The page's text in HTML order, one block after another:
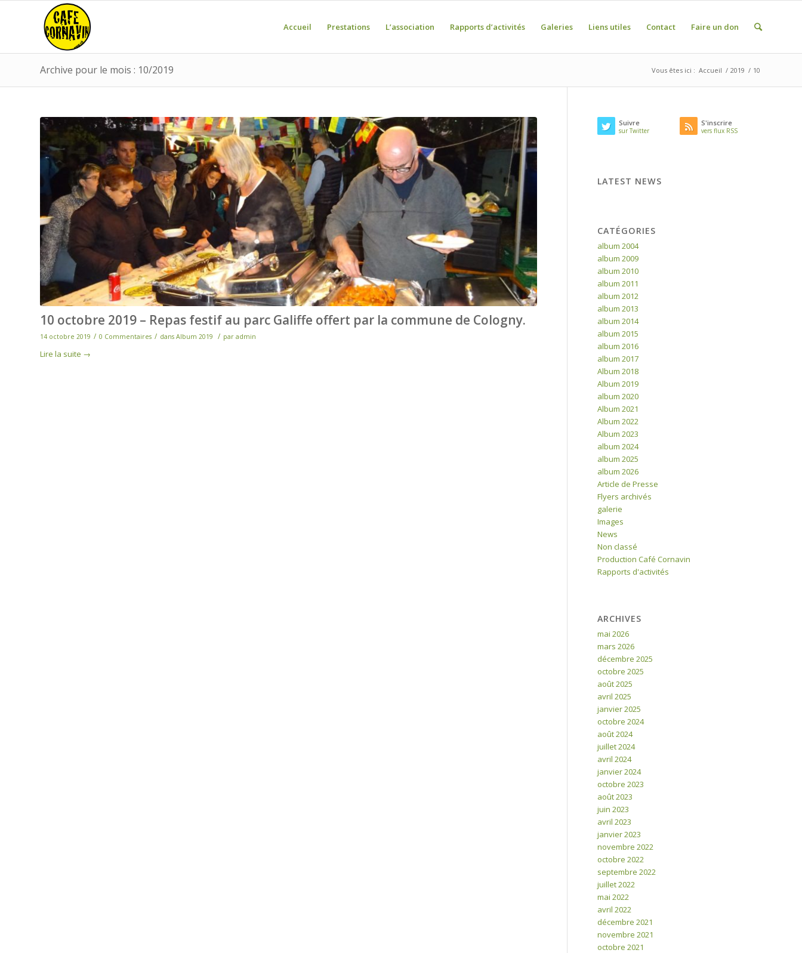
Accueil Prestations L’association Rapports d’activités Galeries Liens utiles Contact Faire un don
Archive pour le mois : 10/2019 Vous êtes ici : Accueil / 2019 / 10
10 octobre 2019 – Repas festif au parc Galiffe offert par la commune de Cologny.
14 octobre 2019 / 0 Commentaires / dans Album 2019 / par admin
Lire la suite →
Suivre
sur Twitter
S'inscrire
vers flux RSS
LATEST NEWS
CATÉGORIES
album 2004
album 2009
album 2010
album 2011
album 2012
album 2013
album 2014
album 2015
album 2016
album 2017
Album 2018
Album 2019
album 2020
Album 2021
Album 2022
Album 2023
album 2024
album 2025
album 2026
Article de Presse
Flyers archivés
galerie
Images
News
Non classé
Production Café Cornavin
Rapports d'activités
ARCHIVES
mai 2026
mars 2026
décembre 2025
octobre 2025
août 2025
avril 2025
janvier 2025
octobre 2024
août 2024
juillet 2024
avril 2024
janvier 2024
octobre 2023
août 2023
juin 2023
avril 2023
janvier 2023
novembre 2022
octobre 2022
septembre 2022
juillet 2022
mai 2022
avril 2022
décembre 2021
novembre 2021
octobre 2021